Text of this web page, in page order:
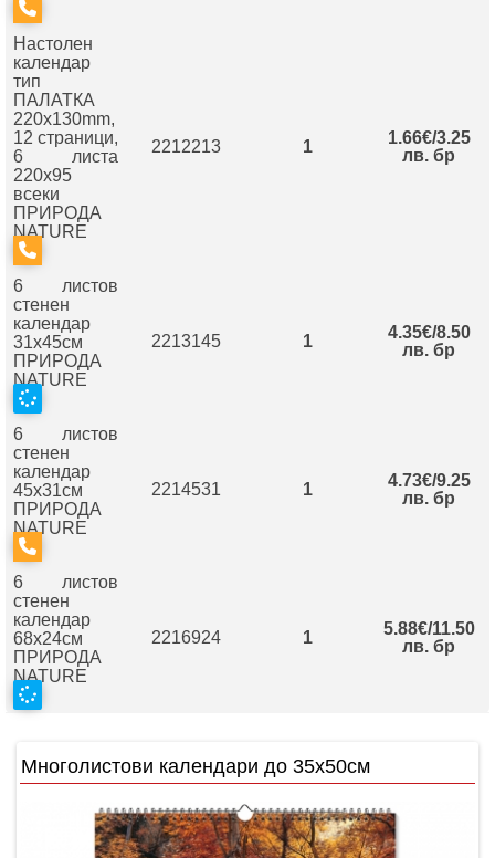
Настолен
календар
тип
ПАЛАТКА
220х130mm,
12 страници,
6 листа
220х95
всеки
ПРИРОДА
NATURE
2212213 1
1.66€/3.25
лв. бр
6 листов
стенен
календар
31х45см
ПРИРОДА
NATURE
2213145 1
4.35€/8.50
лв. бр
6 листов
стенен
календар
45х31см
ПРИРОДА
NATURE
2214531 1
4.73€/9.25
лв. бр
6 листов
стенен
календар
68х24см
ПРИРОДА
NATURE
2216924 1
5.88€/11.50
лв. бр
Многолистови календари до 35х50см